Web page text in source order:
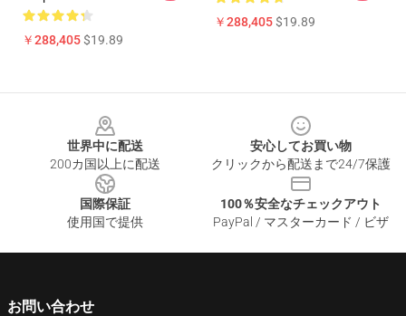
￥288,405$19.89
￥288,405$19.89
世界中に配送
200カ国以上に配送
安心してお買い物
クリックから配送まで24/7保護
国際保証
使用国で提供
100％安全なチェックアウト
PayPal / マスターカード / ビザ
お問い合わせ